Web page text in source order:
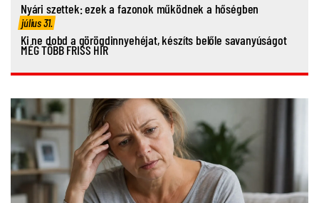
Nyári szettek: ezek a fazonok működnek a hőségben
július 31.
Ki ne dobd a görögdinnyehéjat, készíts belőle savanyúságot
MÉG TÖBB FRISS HÍR